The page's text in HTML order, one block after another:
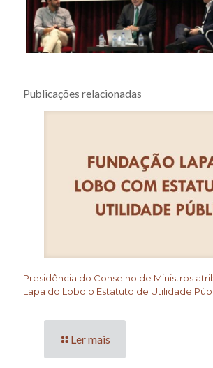
Publicações relacionadas
Presidência do Conselho de Ministros
Lapa do Lobo o Estatuto de Utilidade
Ler mais